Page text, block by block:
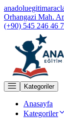
Orhangazi Mah.
(+90) 545 246 46
Kategoriler
Anasayfa
Kategoriler